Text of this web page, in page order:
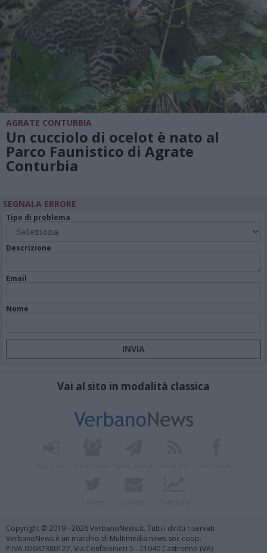
AGRATE CONTURBIA
Un cucciolo di ocelot è nato al
Parco Faunistico di Agrate
Conturbia
SEGNALA ERRORE
Tipo di problema
Descrizione
Email
Nome
Vai al sito in modalità classica
Copyright © 2019 - 2026 VerbanoNews.it. Tutti i diritti riservati
VerbanoNews è un marchio di Multimedia news soc coop.
P.IVA 02687380127, Via Confalonieri 5 - 21040 Castronno (VA)